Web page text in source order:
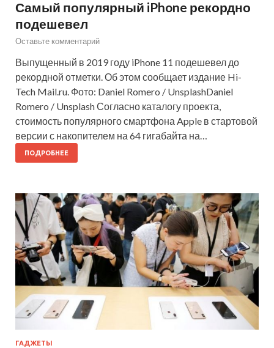
Самый популярный iPhone рекордно
подешевел
Оставьте комментарий
Выпущенный в 2019 году iPhone 11 подешевел до
рекордной отметки. Об этом сообщает издание Hi-
Tech Mail.ru. Фото: Daniel Romero / UnsplashDaniel
Romero / Unsplash Согласно каталогу проекта,
стоимость популярного смартфона Apple в стартовой
версии с накопителем на 64 гигабайта на…
ПОДРОБНЕЕ
ГАДЖЕТЫ